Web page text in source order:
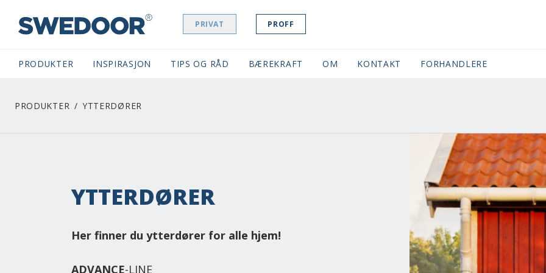
SWEDOOR NAVIGATION PRIVAT PROFF
PRODUKTER INSPIRASJON TIPS OG RÅD BÆREKRAFT OM KONTAKT FORHANDLERE
PRODUKTER YTTERDØRER
YTTERDØRER
Her finner du ytterdører for alle hjem!
ADVANCE-LINE